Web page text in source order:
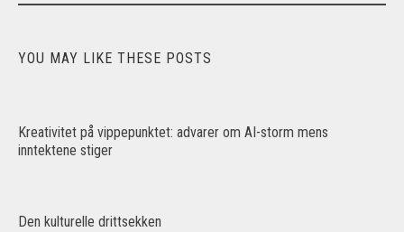
YOU MAY LIKE THESE POSTS
Kreativitet på vippepunktet: advarer om AI-storm mens
inntektene stiger
Den kulturelle drittsekken